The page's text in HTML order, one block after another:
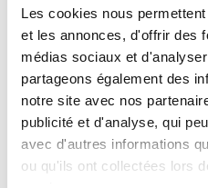
Les cookies nous
et les annonces, d'offrir des
médias sociaux et
partageons également des
notre site avec nos
publicité et d'analyse, qui
avec d'autres informations
ou qu'ils ont collectées lors
Membre
des
(SNSC),
Membre
Française
Clinique